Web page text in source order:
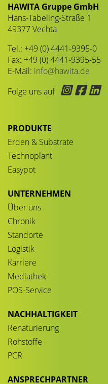
HAWITA Gruppe GmbH
Hans-Tabeling-Straße 1
49377 Vechta
Tel.: +49 (0) 4441-9395-0
Fax: +49 (0) 4441-9395-55
E-Mail: info@hawita.de
Folge uns auf
PRODUKTE
Erden & Substrate
Technoplant
Easypot
UNTERNEHMEN
Über uns
Chronik
Standorte
Logistik
Karriere
Mediathek
POS-Service
NACHHALTIGKEIT
Renaturierung
Rohstoffe
PCR
ANSPRECHPARTNER